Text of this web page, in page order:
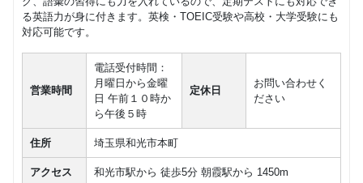
高校生
（プライ
ベートレ
マンツーマン
42,488円(税込) / 月
回数：4 / 1セッション50分
の英会話
コース
グループレッスン 日常英会話
12,788円(税込) / 月
回数：4 / 1セッション50分
大学生・
グループレッスン
中学生コ
グループレッスン 社会人向け
回数：4 / 1セッション60分
る英語力が身に付きます。英検・TOEIC受験や高校・大学受験にも
対応可能です。
営業時間
電話受付時間：
月曜日から金曜
日 午前１０時か
ら午後５時
定休日
お問い合わせく
ださい
住所 埼玉県和光市本町
アクセス 和光市駅から 徒歩5分 朝霞駅から 1450m